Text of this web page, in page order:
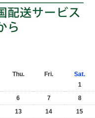
Thu. Fri.
Sat.
1
6 7
8
13 14
15